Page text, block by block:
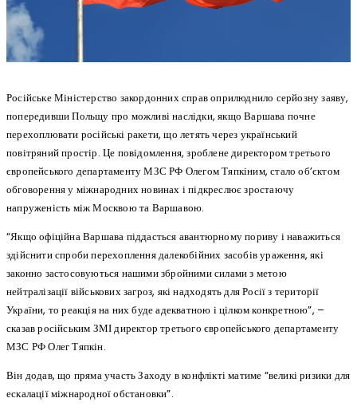
Російське Міністерство закордонних справ оприлюднило серйозну заяву,
попередивши Польщу про можливі наслідки, якщо Варшава почне
перехоплювати російські ракети, що летять через український
повітряний простір. Це повідомлення, зроблене директором третього
європейського департаменту МЗС РФ Олегом Тяпкіним, стало об’єктом
обговорення у міжнародних новинах і підкреслює зростаючу
напруженість між Москвою та Варшавою.
“Якщо офіційна Варшава піддасться авантюрному пориву і наважиться
здійснити спроби перехоплення далекобійних засобів ураження, які
законно застосовуються нашими збройними силами з метою
нейтралізації військових загроз, які надходять для Росії з території
України, то реакція на них буде адекватною і цілком конкретною”, –
сказав російським ЗМІ директор третього європейського департаменту
МЗС РФ Олег Тяпкін.
Він додав, що пряма участь Заходу в конфлікті матиме “великі ризики для
ескалації міжнародної обстановки”.